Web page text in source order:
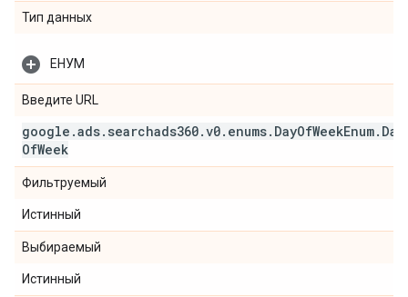
Тип данных
ЕНУМ
Введите URL
google .ads. searchads360.v0. enums. DayOfWeekEnum. Day
OfWeek
Фильтруемый
Истинный
Выбираемый
Истинный